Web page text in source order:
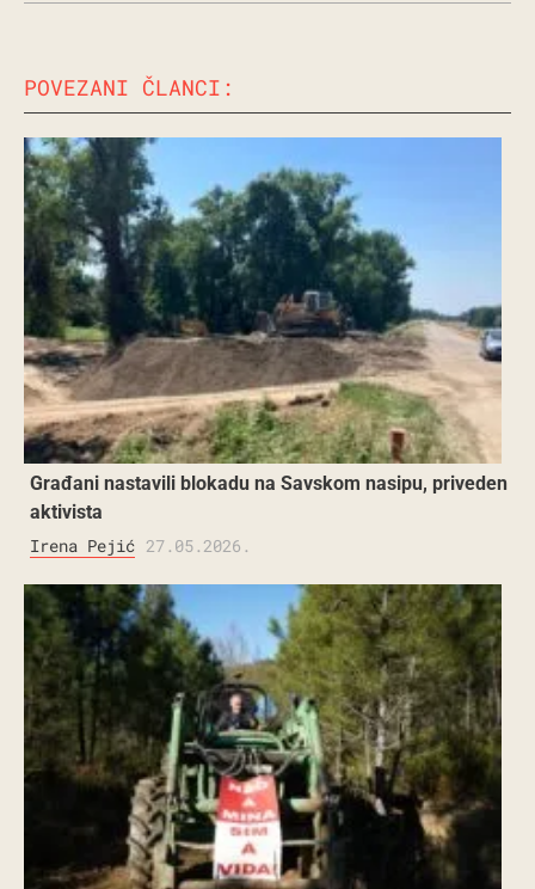
POVEZANI ČLANCI:
Građani nastavili blokadu na Savskom nasipu, priveden
aktivista
Irena Pejić 27.05.2026.